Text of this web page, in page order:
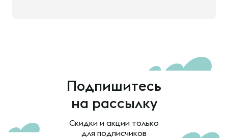
Подпишитесь
на рассылку
Скидки и акции только
для подписчиков